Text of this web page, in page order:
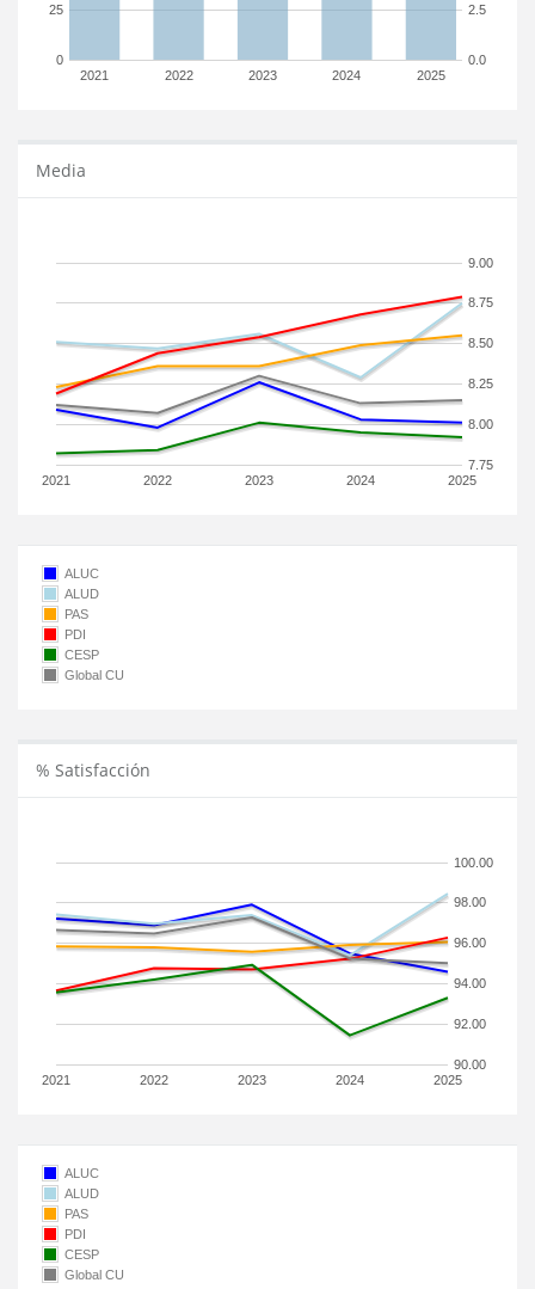
2021 2022 2023 2024 2025
0
25
0.0
2.5
Media
2021 2022 2023 2024 2025
7.75
8.00
8.25
8.50
8.75
9.00
ALUC
ALUD
PAS
PDI
CESP
Global CU
% Satisfacción
2021 2022 2023 2024 2025
90.00
92.00
94.00
96.00
98.00
100.00
ALUC
ALUD
PAS
PDI
CESP
Global CU